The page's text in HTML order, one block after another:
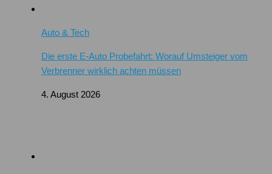
Auto & Tech
Die erste E-Auto Probefahrt: Worauf Umsteiger vom
Verbrenner wirklich achten müssen
4. August 2026